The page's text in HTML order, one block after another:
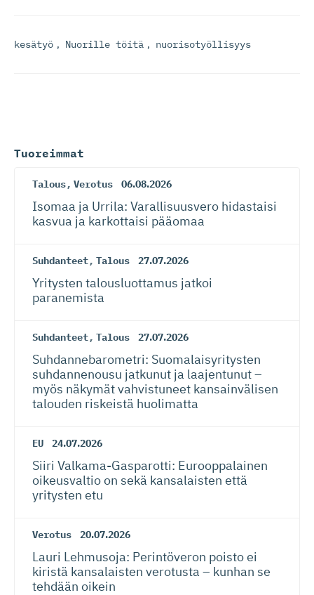
kesätyö , Nuorille töitä , nuorisotyöllisyys
Tuoreimmat
Talous, Verotus 06.08.2026
Isomaa ja Urrila: Varallisuusvero hidastaisi
kasvua ja karkottaisi pääomaa
Suhdanteet, Talous 27.07.2026
Yritysten talousluottamus jatkoi
paranemista
Suhdanteet, Talous 27.07.2026
Suhdanneba­ro­metri: Suomalaisy­ri­tysten
suhdannenousu jatkunut ja laajentunut –
myös näkymät vahvistuneet kansainvälisen
talouden riskeistä huolimatta
EU 24.07.2026
Siiri Valkama-Gas­pa­rotti: Eurooppalainen
oikeusvaltio on sekä kansalaisten että
yritysten etu
Verotus 20.07.2026
Lauri Lehmusoja: Perintöveron poisto ei
kiristä kansalaisten verotusta – kunhan se
tehdään oikein